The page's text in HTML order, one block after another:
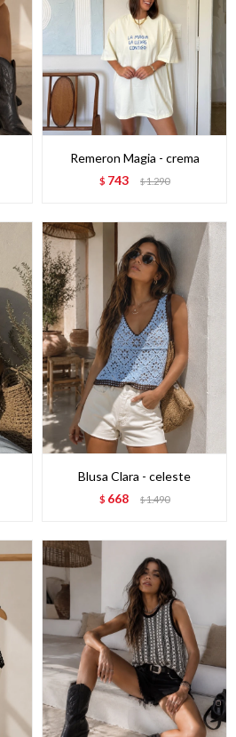
Remeron Magia - crema
$ 743 $1.290
Blusa Clara - celeste
$ 668 $1.490